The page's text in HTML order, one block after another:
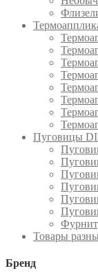
Пуговицы
Товары
Бренд